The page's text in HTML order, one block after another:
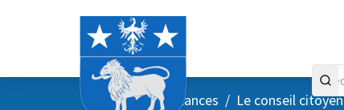
AccueilMenu principal
/ Vos instances / Le conseil citoyen